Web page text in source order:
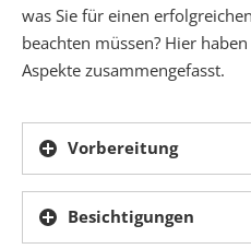
was Sie für einen
beachten müssen? Hier
Aspekte zusammengefasst.
Vorbereitung
Besichtigungen